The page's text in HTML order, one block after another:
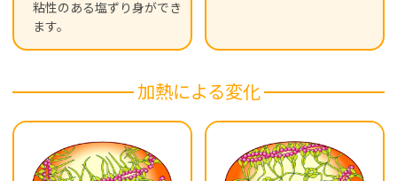
粘性のある塩ずり身ができ
ます。
加熱による変化